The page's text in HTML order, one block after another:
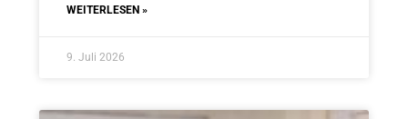
WEITERLESEN »
9. Juli 2026